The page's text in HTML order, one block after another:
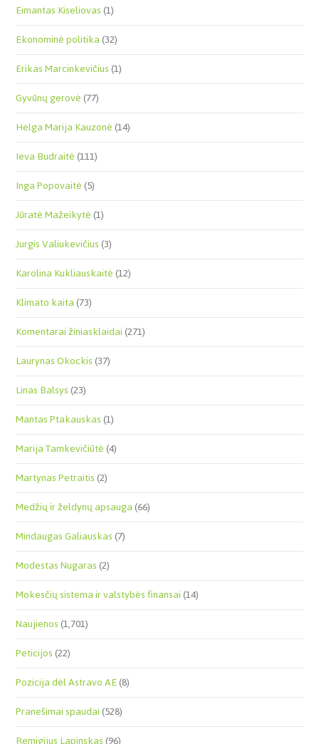
Eimantas Kiseliovas(1)
Ekonominė politika(32)
Erikas Marcinkevičius(1)
Gyvūnų gerovė(77)
Helga Marija Kauzonė(14)
Ieva Budraitė(111)
Inga Popovaitė(5)
Jūratė Mažeikytė(1)
Jurgis Valiukevičius(3)
Karolina Kukliauskaitė(12)
Klimato kaita(73)
Komentarai žiniasklaidai(271)
Laurynas Okockis(37)
Linas Balsys(23)
Mantas Ptakauskas(1)
Marija Tamkevičiūtė(4)
Martynas Petraitis(2)
Medžių ir želdynų apsauga(66)
Mindaugas Galiauskas(7)
Modestas Nugaras(2)
Mokesčių sistema ir valstybės finansai(14)
Naujienos(1,701)
Peticijos(22)
Pozicija dėl Astravo AE(8)
Pranešimai spaudai(528)